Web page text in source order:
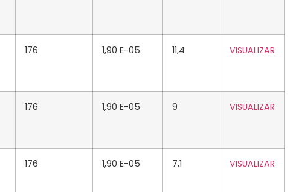
176 1,90 E-05 11,4 VISUALIZAR
176 1,90 E-05 9 VISUALIZAR
176 1,90 E-05 7,1 VISUALIZAR